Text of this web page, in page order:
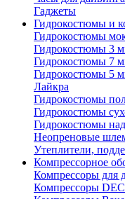
Гаджеты
Гидрокостюмы и
Гидрокостюмы
Гидрокостюмы 3
Гидрокостюмы 7
Гидрокостюмы 5
Лайкра
Гидрокостюмы
Гидрокостюмы
Гидрокостюмы
Неопреновые
Утеплители,
Компрессорное
Компрессоры для
Компрессоры